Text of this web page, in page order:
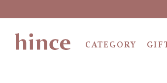
CATEGORY
商品一覧